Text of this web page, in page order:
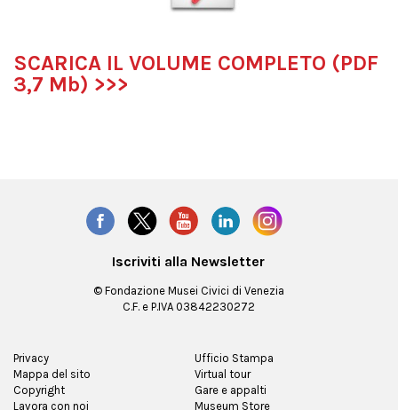
SCARICA IL VOLUME COMPLETO (PDF
3,7 Mb) >>>
Iscriviti alla Newsletter
© Fondazione Musei Civici di Venezia
C.F. e P.IVA 03842230272
Privacy
Mappa del sito
Copyright
Lavora con noi
Ufficio Stampa
Virtual tour
Gare e appalti
Museum Store